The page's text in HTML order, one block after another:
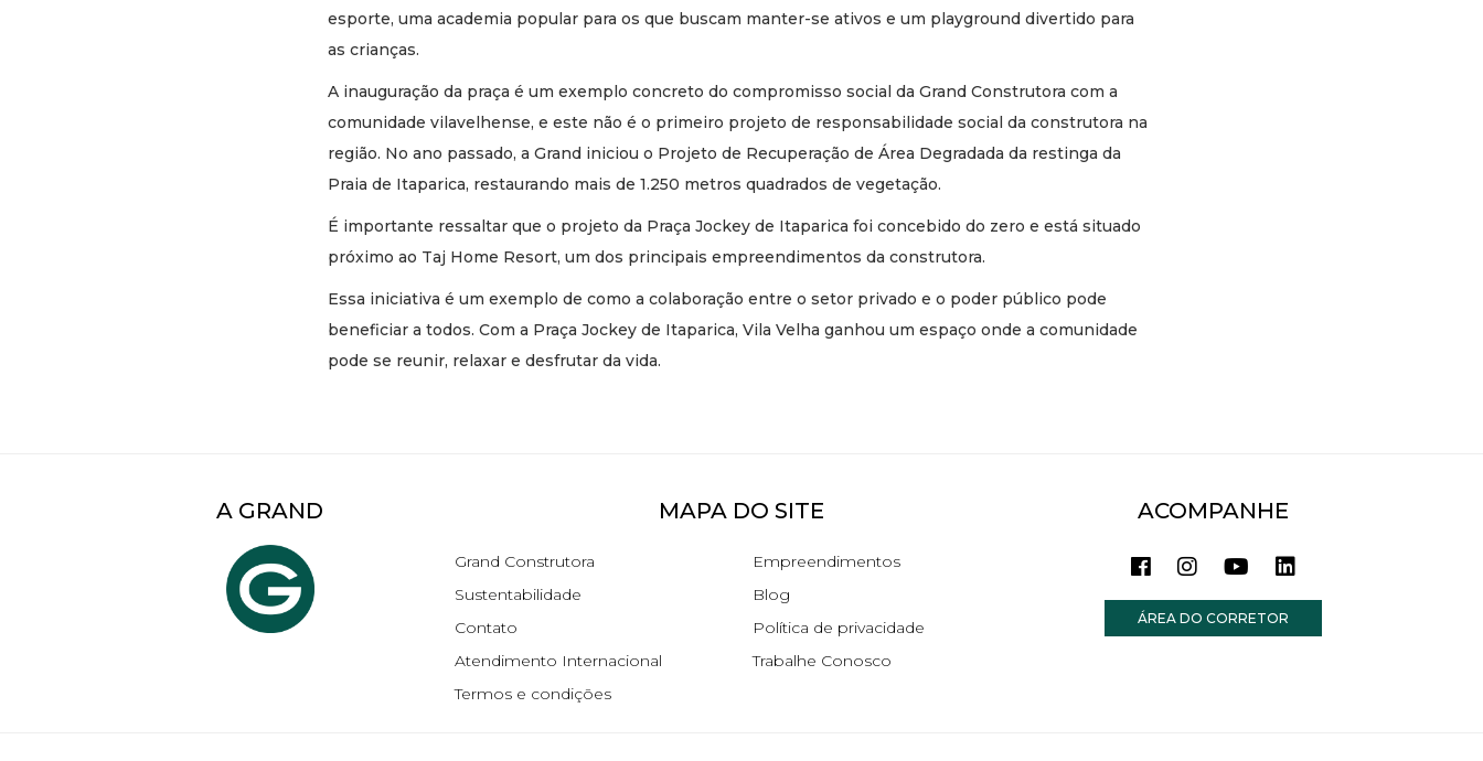
esporte, uma academia popular para os que buscam manter-se ativos e um playground divertido para
as crianças.
A inauguração da praça é um exemplo concreto do compromisso social da Grand Construtora com a
comunidade vilavelhense, e este não é o primeiro projeto de responsabilidade social da construtora na
região. No ano passado, a Grand iniciou o Projeto de Recuperação de Área Degradada da restinga da
Praia de Itaparica, restaurando mais de 1.250 metros quadrados de vegetação.
É importante ressaltar que o projeto da Praça Jockey de Itaparica foi concebido do zero e está situado
próximo ao Taj Home Resort, um dos principais empreendimentos da construtora.
Essa iniciativa é um exemplo de como a colaboração entre o setor privado e o poder público pode
beneficiar a todos. Com a Praça Jockey de Itaparica, Vila Velha ganhou um espaço onde a comunidade
pode se reunir, relaxar e desfrutar da vida.
A GRAND MAPA DO SITE
Grand Construtora
Empreendimentos
Sustentabilidade
Blog
Contato
Política de privacidade
Atendimento Internacional
Trabalhe Conosco
Termos e condições
ACOMPANHE
ÁREA DO CORRETOR